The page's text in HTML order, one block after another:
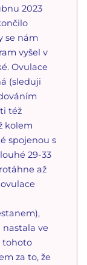
2023
se nám
vyšel v
Ovulace
(sleduji
též
kolem
spojenou s
29-33
až
nastala ve
tohoto
za to, že